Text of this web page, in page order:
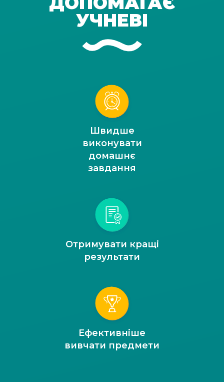
УЧНЕВІ
Швидше
виконувати
домашнє
завдання
Отримувати кращі
результати
Ефективніше
вивчати предмети